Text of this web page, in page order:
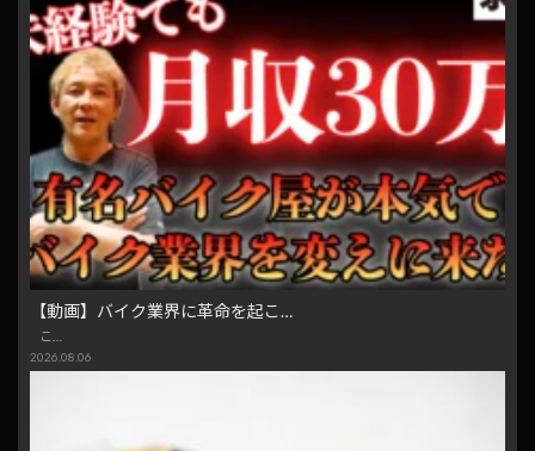
【動画】バイク業界に革命を起こ…
こ…
2026.08.06